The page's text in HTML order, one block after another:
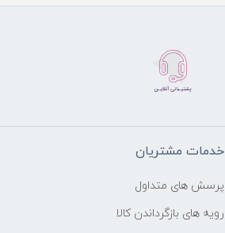
خدمات مشتریان
پرسش های متداول
رویه های بازگرداندن کالا